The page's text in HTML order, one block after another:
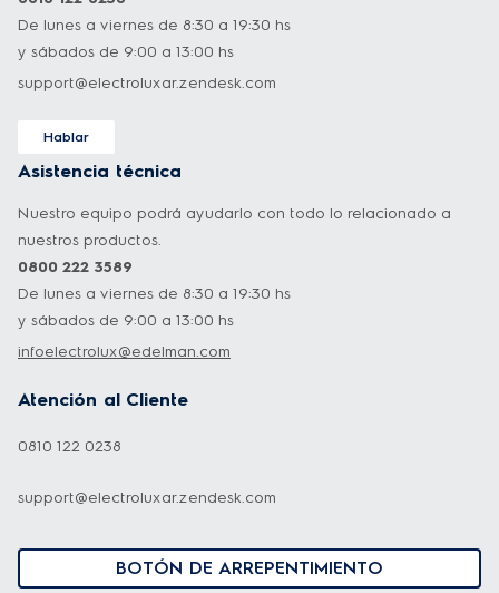
De lunes a viernes de 8:30 a 19:30 hs
y sábados de 9:00 a 13:00 hs
support@electroluxar.zendesk.com
Hablar
Asistencia técnica
Nuestro equipo podrá ayudarlo con todo lo relacionado a
nuestros productos.
0800 222 3589
De lunes a viernes de 8:30 a 19:30 hs
y sábados de 9:00 a 13:00 hs
infoelectrolux@edelman.com
Atención al Cliente
0810 122 0238
support@electroluxar.zendesk.com
BOTÓN DE ARREPENTIMIENTO